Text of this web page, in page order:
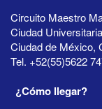
Circuito Maestro
Ciudad
Ciudad de México,
Tel. +52(55)5622
¿Cómo llegar?